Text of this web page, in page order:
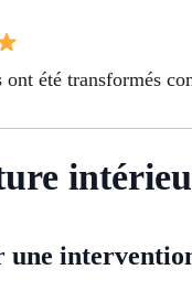
été transformés
une